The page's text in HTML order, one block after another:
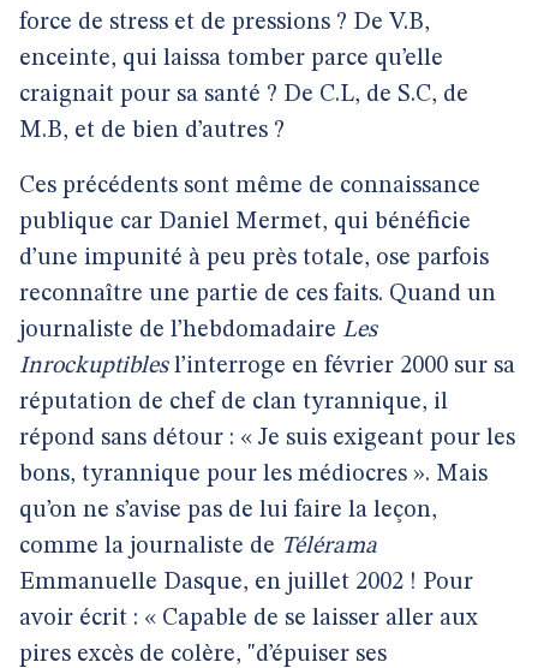
force de stress et de pressions ? De V.B,
enceinte, qui laissa tomber parce qu’elle
craignait pour sa santé ? De C.L, de S.C, de
M.B, et de bien d’autres ?
Ces précédents sont même de connaissance
publique car Daniel Mermet, qui bénéficie
d’une impunité à peu près totale, ose parfois
reconnaître une partie de ces faits. Quand un
journaliste de l’hebdomadaire Les
Inrockuptiblesl’interroge en février 2000 sur sa
réputation de chef de clan tyrannique, il
répond sans détour : « Je suis exigeant pour les
bons, tyrannique pour les médiocres ». Mais
qu’on ne s’avise pas de lui faire la leçon,
comme la journaliste de Télérama
Emmanuelle Dasque, en juillet 2002 ! Pour
avoir écrit : « Capable de se laisser aller aux
pires excès de colère, "d’épuiser ses